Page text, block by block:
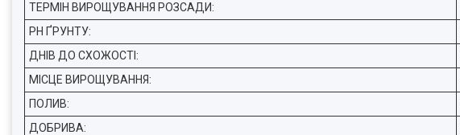
ТЕРМІН ВИРОЩУВАННЯ РОЗСАДИ:
PH ҐРУНТУ:
ДНІВ ДО СХОЖОСТІ:
МІСЦЕ ВИРОЩУВАННЯ:
ПОЛИВ:
ДОБРИВА: